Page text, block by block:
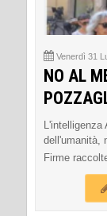
Venerdì 31
NO AL
dell'umanità,
Firme